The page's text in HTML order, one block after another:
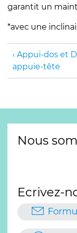
garantit un
*avec une
Appui-dos et
appuie-tête
Nous
Ecrivez-